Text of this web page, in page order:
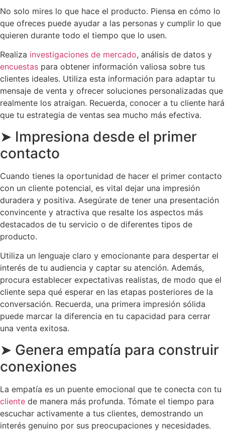
No solo mires lo que hace el producto. Piensa en cómo lo
que ofreces puede ayudar a las personas y cumplir lo que
quieren durante todo el tiempo que lo usen.
Realiza investigaciones de mercado, análisis de datos y
encuestas para obtener información valiosa sobre tus
clientes ideales. Utiliza esta información para adaptar tu
mensaje de venta y ofrecer soluciones personalizadas que
realmente los atraigan. Recuerda, conocer a tu cliente hará
que tu estrategia de ventas sea mucho más efectiva.
➤ Impresiona desde el primer
contacto
Cuando tienes la oportunidad de hacer el primer contacto
con un cliente potencial, es vital dejar una impresión
duradera y positiva. Asegúrate de tener una presentación
convincente y atractiva que resalte los aspectos más
destacados de tu servicio o de diferentes tipos de
producto.
Utiliza un lenguaje claro y emocionante para despertar el
interés de tu audiencia y captar su atención. Además,
procura establecer expectativas realistas, de modo que el
cliente sepa qué esperar en las etapas posteriores de la
conversación. Recuerda, una primera impresión sólida
puede marcar la diferencia en tu capacidad para cerrar
una venta exitosa.
➤ Genera empatía para construir
conexiones
La empatía es un puente emocional que te conecta con tu
cliente de manera más profunda. Tómate el tiempo para
escuchar activamente a tus clientes, demostrando un
interés genuino por sus preocupaciones y necesidades.